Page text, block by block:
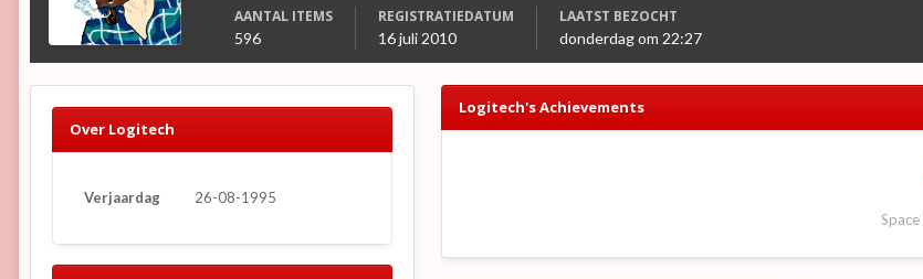
AANTAL ITEMS
596
REGISTRATIEDATUM
16 juli 2010
LAATST BEZOCHT
donderdag om 22:27
Over Logitech
Verjaardag 26-08-1995
Logitech's Achievements